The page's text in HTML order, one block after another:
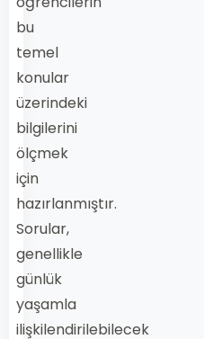
bu
temel
konular
üzerindeki
bilgilerini
ölçmek
için
hazırlanmıştır.
Sorular,
genellikle
günlük
yaşamla
ilişkilendirilebilecek